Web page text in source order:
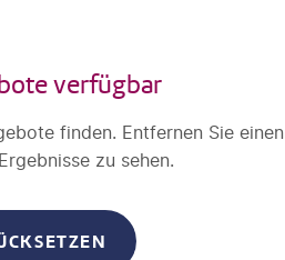
verfügbar
finden. Entfernen Sie einen
zu sehen.